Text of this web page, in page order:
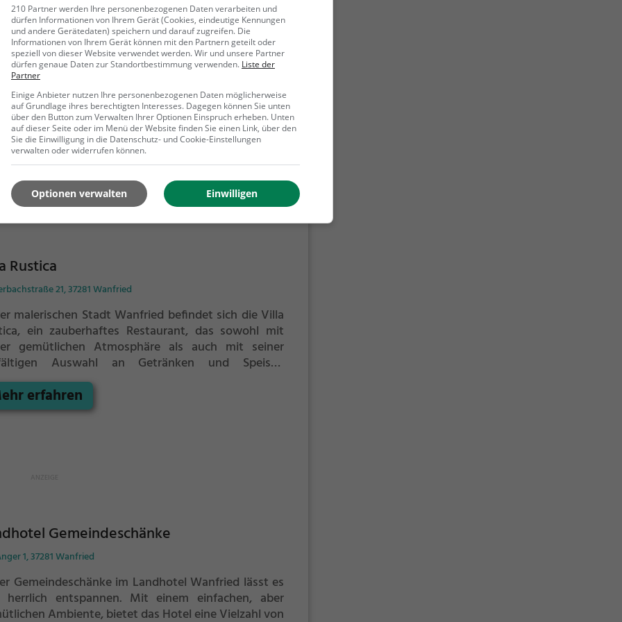
der Geselligkeit und Genussmomente!
Schinn
1, 37242 Bad Sooden-Allendorf
Café Ahle Schinn in Bad Sooden-Allendorf lässt man
auf eine genussvolle Reise ein. Hier genießt man
und Kuchen in gemütlicher Atmosphäre oder
den Tag mit einem leckeren Frühstück. Auch
kommen auf ihre Kosten. Die regionale
und das vielfältige Angebot an Biogerichten und
Gerichten überzeugen jeden Gaumen.
ein, spüre das Ambiente und genieße die Vielfalt
Mehr erfahren
Rustica
21, 37281 Wanfried
malerischen Stadt Wanfried befindet sich die Villa
ein zauberhaftes Restaurant, das sowohl mit
gemütlichen Atmosphäre als auch mit seiner
Auswahl an Getränken und Speisen
Hier kann man in entspannter Atmosphäre
kühles Bier genießen und sich von der traditionellen
und regionalen Küche verwöhnen lassen. Das
erfahren
Gemeindeschänke
1, 37281 Wanfried
Gemeindeschänke im Landhotel Wanfried lässt es
herrlich entspannen. Mit einem einfachen, aber
Ambiente, bietet das Hotel eine Vielzahl von
210 Partner werden Ihre personenbezogenen Daten verarbeiten und
dürfen Informationen von Ihrem Gerät (Cookies, eindeutige Kennungen
und andere Gerätedaten) speichern und darauf zugreifen. Die
Informationen von Ihrem Gerät können mit den Partnern geteilt oder
speziell von dieser Website verwendet werden. Wir und unsere Partner
dürfen genaue Daten zur Standortbestimmung verwenden. Liste der
Partner
Einige Anbieter nutzen Ihre personenbezogenen Daten möglicherweise
auf Grundlage ihres berechtigten Interesses. Dagegen können Sie unten
über den Button zum Verwalten Ihrer Optionen Einspruch erheben. Unten
auf dieser Seite oder im Menü der Website finden Sie einen Link, über den
Sie die Einwilligung in die Datenschutz- und Cookie-Einstellungen
verwalten oder widerrufen können.
Einwilligen
Optionen verwalten